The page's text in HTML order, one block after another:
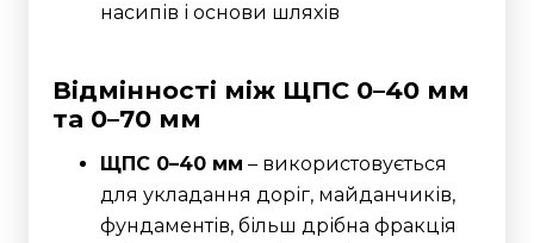
насипів і основи шляхів
Відмінності між ЩПС 0–40 мм
та 0–70 мм
ЩПС 0–40 мм – використовується
для укладання доріг, майданчиків,
фундаментів, більш дрібна фракція